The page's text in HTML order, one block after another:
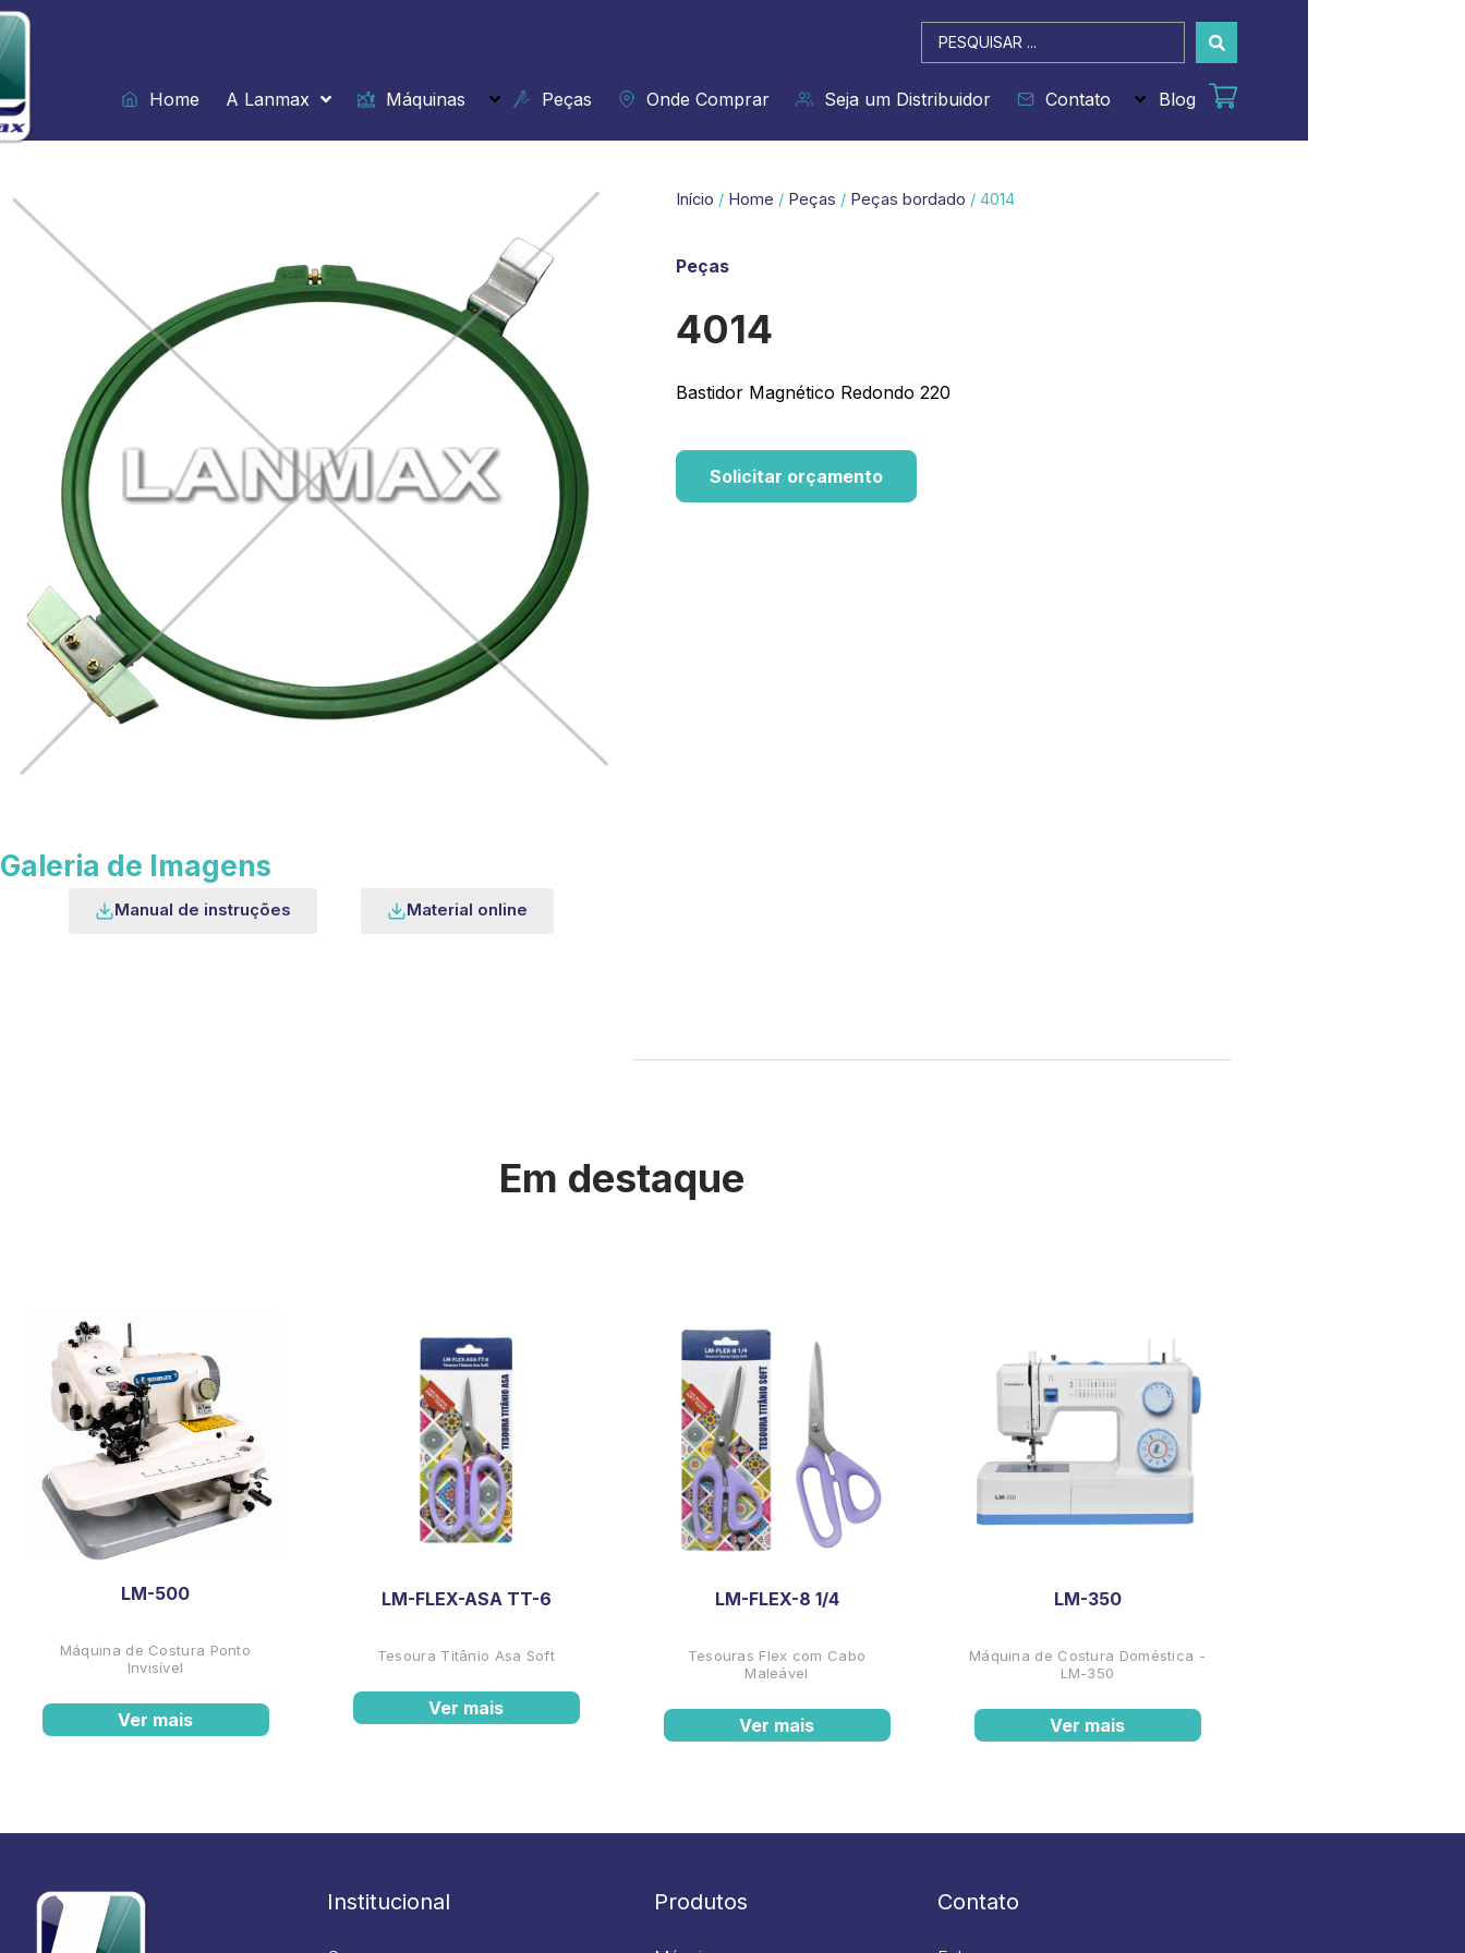
Ir
para
o
conteúdo
Pesquisar
...
Home
A Lanmax Máquinas Peças Onde Comprar Seja um Distribuidor Contato Blog
Galeria de Imagens
Manual de instruções Material online
Início / Home / Peças / Peças bordado / 4014
Peças
4014
Bastidor Magnético Redondo 220
Solicitar orçamento
Em destaque
LM-500
Máquina de Costura Ponto
Invisível
Ver mais
LM-FLEX-ASA TT-6
Tesoura Titânio Asa Soft
Ver mais
LM-FLEX-8 1/4
Tesouras Flex com Cabo
Maleável
Ver mais
LM-350
Máquina de Costura Doméstica -
LM-350
Ver mais
Institucional Produtos Contato